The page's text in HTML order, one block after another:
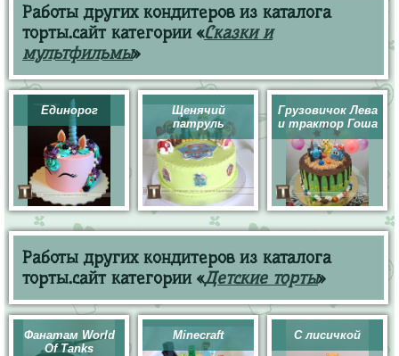
Работы других кондитеров из каталога
торты.сайт категории «Сказки и
мультфильмы»
Единорог
Щенячий
патруль
Грузовичок Лева
и трактор Гоша
Работы других кондитеров из каталога
торты.сайт категории «Детские торты»
Фанатам World
Of Tanks
Minecraft С лисичкой